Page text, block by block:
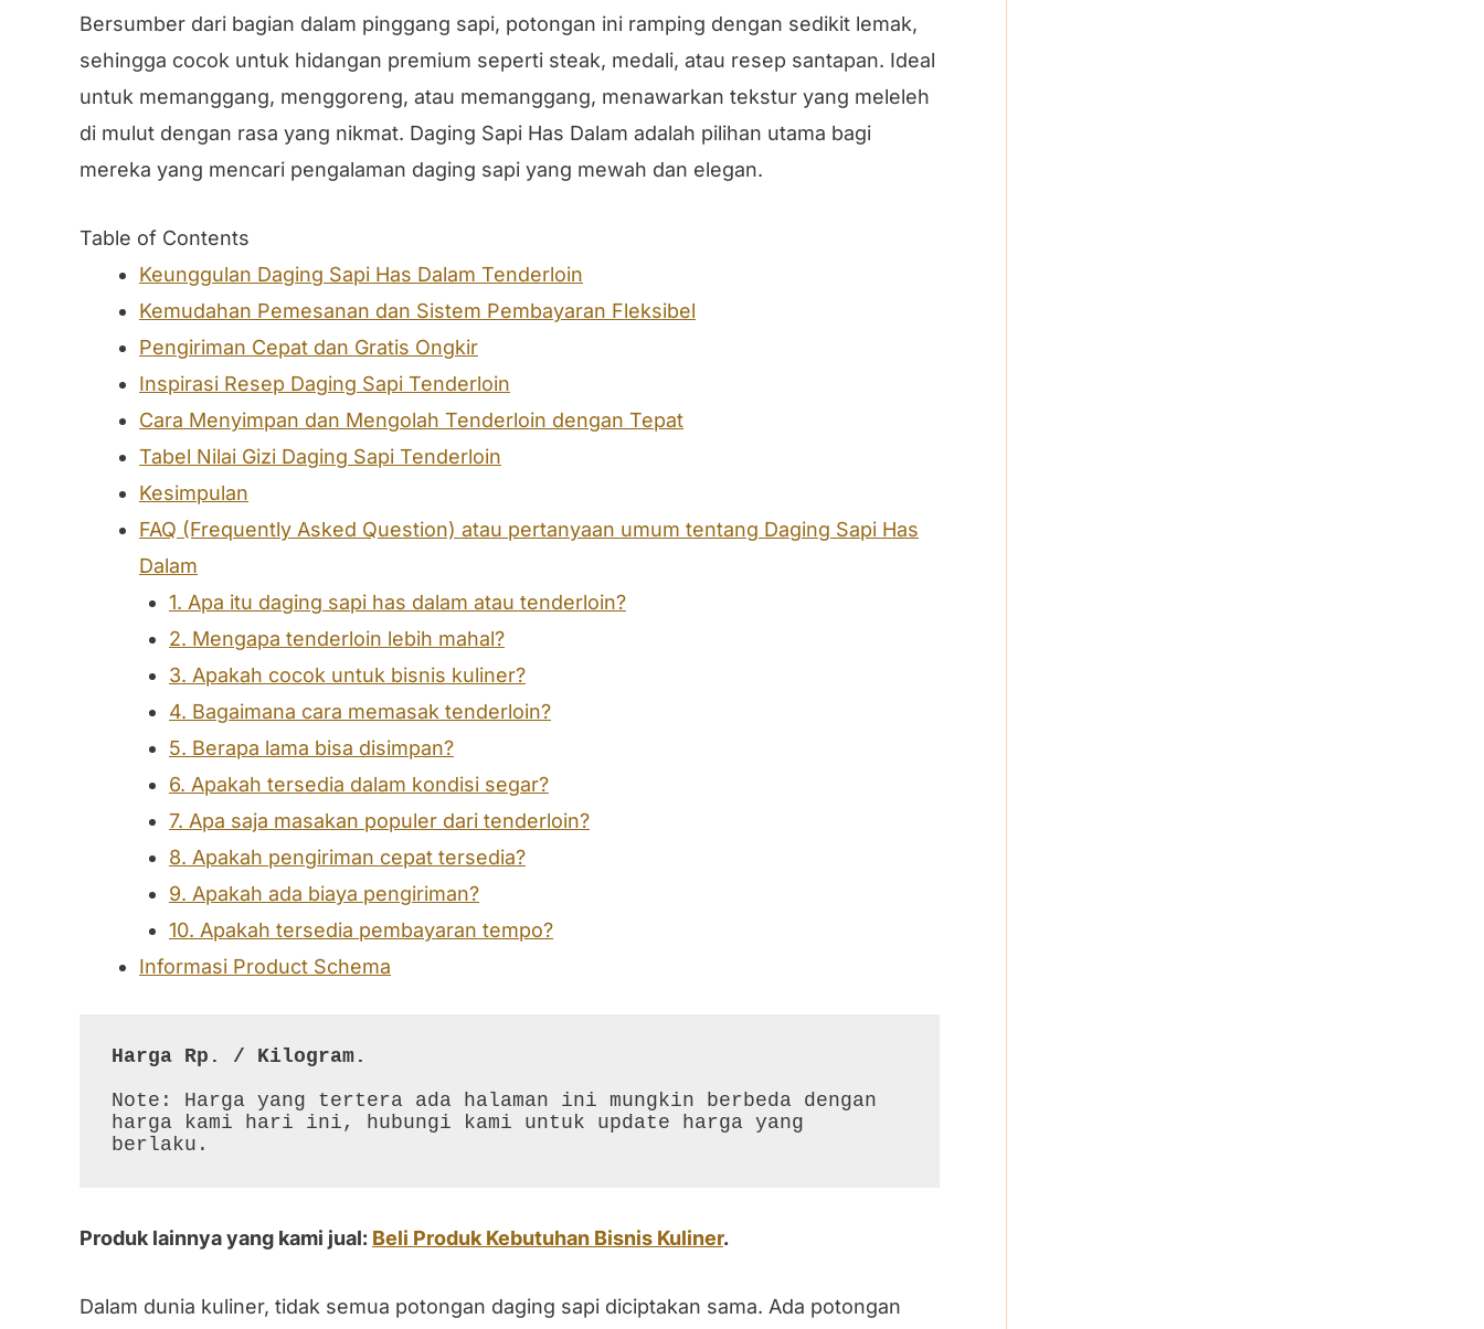
Bersumber dari bagian dalam pinggang sapi, potongan ini ramping dengan sedikit lemak,
sehingga cocok untuk hidangan premium seperti steak, medali, atau resep santapan. Ideal
untuk memanggang, menggoreng, atau memanggang, menawarkan tekstur yang meleleh
di mulut dengan rasa yang nikmat. Daging Sapi Has Dalam adalah pilihan utama bagi
mereka yang mencari pengalaman daging sapi yang mewah dan elegan.
Table of Contents
Keunggulan Daging Sapi Has Dalam Tenderloin
Kemudahan Pemesanan dan Sistem Pembayaran Fleksibel
Pengiriman Cepat dan Gratis Ongkir
Inspirasi Resep Daging Sapi Tenderloin
Cara Menyimpan dan Mengolah Tenderloin dengan Tepat
Tabel Nilai Gizi Daging Sapi Tenderloin
Kesimpulan
FAQ (Frequently Asked Question) atau pertanyaan umum tentang Daging Sapi Has
Dalam
1. Apa itu daging sapi has dalam atau tenderloin?
2. Mengapa tenderloin lebih mahal?
3. Apakah cocok untuk bisnis kuliner?
4. Bagaimana cara memasak tenderloin?
5. Berapa lama bisa disimpan?
6. Apakah tersedia dalam kondisi segar?
7. Apa saja masakan populer dari tenderloin?
8. Apakah pengiriman cepat tersedia?
9. Apakah ada biaya pengiriman?
10. Apakah tersedia pembayaran tempo?
Informasi Product Schema
Harga Rp. / Kilogram.
Note: Harga yang tertera ada halaman ini mungkin berbeda dengan
harga kami hari ini, hubungi kami untuk update harga yang
berlaku.
Produk lainnya yang kami jual: Beli Produk Kebutuhan Bisnis Kuliner.
Dalam dunia kuliner, tidak semua potongan daging sapi diciptakan sama. Ada potongan